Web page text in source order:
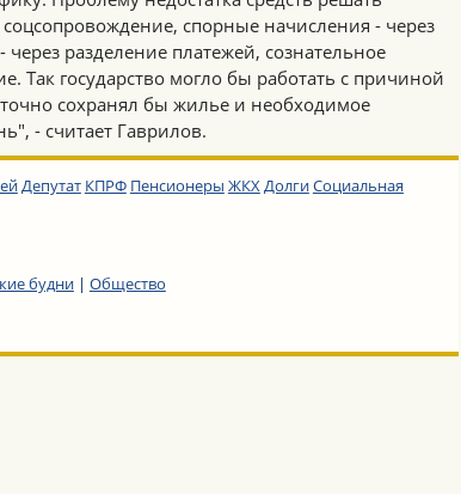
спорные начисления - через
через разделение платежей, сознательное
Так государство могло бы работать с причиной
сохранял бы жилье и необходимое
- считает Гаврилов.
Депутат КПРФ Пенсионеры ЖКХДолгиСоциальная
будни| Общество